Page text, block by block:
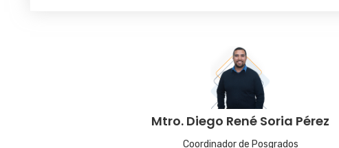
Mtro. Diego René Soria Pérez
Coordinador de Posgrados